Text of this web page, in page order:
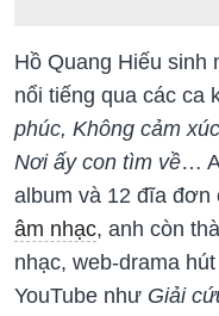
Hồ Quang Hiếu sinh
nổi tiếng qua các ca
phúc, Không cảm
Nơi ấy con tìm về…
album và 12 đĩa đơn
âm nhạc, anh còn
nhạc, web-drama
YouTube như Giải